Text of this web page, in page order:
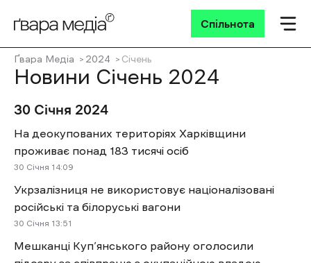
Спільнота
Ґвара Медіа 2024 Січень
Новини Січень 2024
30 Січня 2024
На деокупованих територіях Харківщини
проживає понад 183 тисячі осіб
30 Січня 14:09
Укрзалізниця не використовує націоналізовані
російські та білоруські вагони
30 Січня 13:51
Мешканці Куп’янського району оголосили